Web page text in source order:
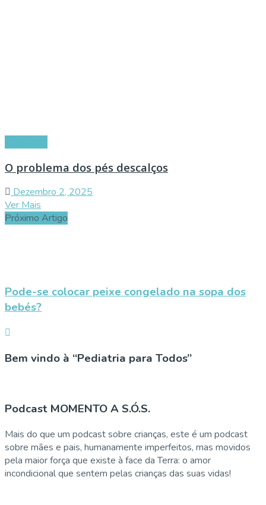
O problema dos pés descalços
Dezembro 2, 2025
Ver Mais
Próximo Artigo
Pode-se colocar peixe congelado na sopa dos
bebés?
Bem vindo à “Pediatria para Todos”
Podcast MOMENTO A S.Ó.S.
Mais do que um podcast sobre crianças, este é um podcast
sobre mães e pais, humanamente imperfeitos, mas movidos
pela maior força que existe à face da Terra: o amor
incondicional que sentem pelas crianças das suas vidas!